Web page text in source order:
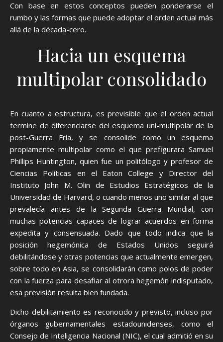
Con base en estos conceptos pueden ponderarse el
rumbo y las formas que puede adoptar el orden actual más
allá de la década-cero.
Hacia un esquema
multipolar consolidado
En cuanto a estructura, es previsible que el orden actual
termine de diferenciarse del esquema uni-multipolar de la
post-Guerra Fría, y se consolide como un esquema
propiamente multipolar como el que prefigurara Samuel
Phillips Huntington, quien fue un politólogo y profesor de
Ciencias Políticas en el Eaton College y Director del
Instituto John M. Olin de Estudios Estratégicos de la
Universidad de Harvard, o cuando menos uno similar al que
prevalecía antes de la Segunda Guerra Mundial, con
muchas potencias capaces de lograr acuerdos en forma
expedita y consensuada. Dado que todo indica que la
posición hegemónica de Estados Unidos seguirá
debilitándose y otras potencias que actualmente emergen,
sobre todo en Asia, se consolidarán como polos de poder
con la fuerza para desafiar al otrora hegemón indisputado,
esa previsión resulta bien fundada.
Dicho debilitamiento es reconocido y previsto, incluso por
órganos gubernamentales estadounidenses, como el
Consejo de Inteligencia Nacional (NIC), el cual admitió en su